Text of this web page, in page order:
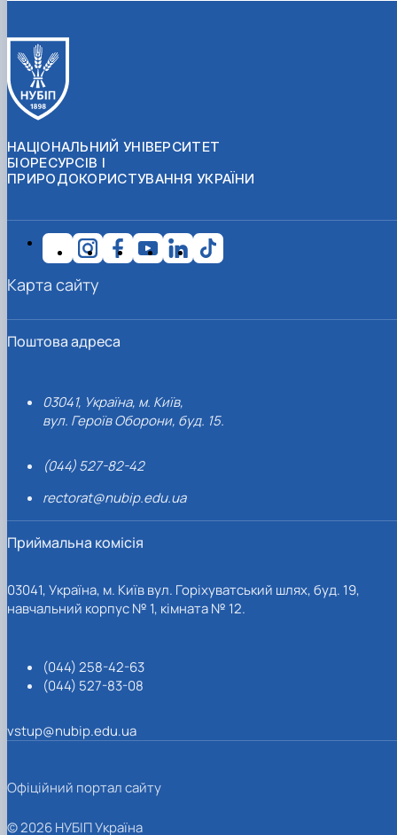
НАЦІОНАЛЬНИЙ УНІВЕРСИТЕТ
БІОРЕСУРСІВ І
ПРИРОДОКОРИСТУВАННЯ УКРАЇНИ
Поштова адреса
03041, Україна, м. Київ,
вул. Героїв Оборони, буд. 15.
(044) 527-82-42
rectorat@nubip.edu.ua
Приймальна комісія
03041, Україна, м. Київ вул. Горіхуватський шлях, буд. 19,
навчальний корпус № 1, кімната № 12.
(044) 258-42-63
(044) 527-83-08
vstup@nubip.edu.ua
Карта сайту
Офіційний портал сайту
© 2026 НУБІП Україна